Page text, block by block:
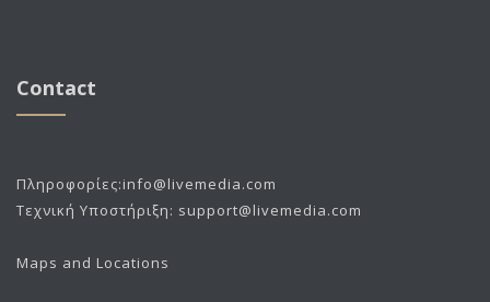
Contact
Πληροφορίες:info@livemedia.com
Τεχνική Υποστήριξη: support@livemedia.com
Maps and Locations